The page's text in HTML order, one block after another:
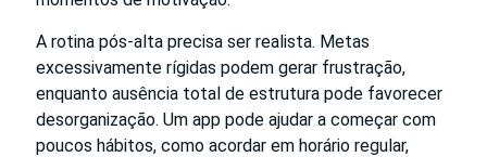
A rotina pós-alta precisa ser realista. Metas
excessivamente rígidas podem gerar frustração,
enquanto ausência total de estrutura pode favorecer
desorganização. Um app pode ajudar a começar com
poucos hábitos, como acordar em horário regular,